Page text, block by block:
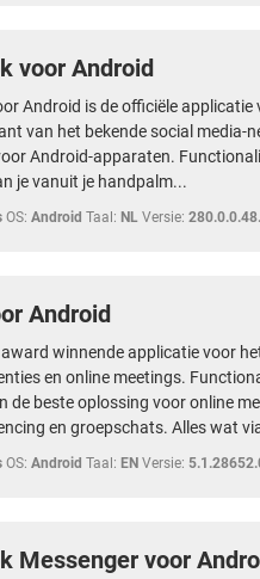
voor Android
Android is de officiële applicatie
van het bekende social media-
Android-apparaten.
je vanuit je handpalm...
OS: Android Taal: NL Versie:
Android
winnende applicatie voor
en online meetings.
de beste oplossing voor online
en groepschats. Alles wat
OS: Android Taal: EN Versie:
Messenger voor